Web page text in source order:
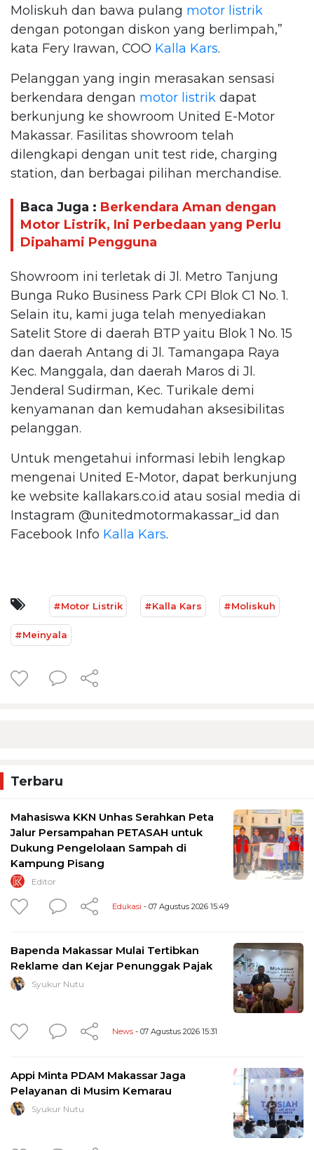
Moliskuh dan bawa pulang motor listrik
dengan potongan diskon yang berlimpah,”
kata Fery Irawan, COO Kalla Kars.
Pelanggan yang ingin merasakan sensasi
berkendara dengan motor listrik dapat
berkunjung ke showroom United E-Motor
Makassar. Fasilitas showroom telah
dilengkapi dengan unit test ride, charging
station, dan berbagai pilihan merchandise.
Baca Juga : Berkendara Aman dengan
Motor Listrik, Ini Perbedaan yang Perlu
Dipahami Pengguna
Showroom ini terletak di Jl. Metro Tanjung
Bunga Ruko Business Park CPI Blok C1 No. 1.
Selain itu, kami juga telah menyediakan
Satelit Store di daerah BTP yaitu Blok 1 No. 15
dan daerah Antang di Jl. Tamangapa Raya
Kec. Manggala, dan daerah Maros di Jl.
Jenderal Sudirman, Kec. Turikale demi
kenyamanan dan kemudahan aksesibilitas
pelanggan.
Untuk mengetahui informasi lebih lengkap
mengenai United E-Motor, dapat berkunjung
ke website kallakars.co.id atau sosial media di
Instagram @unitedmotormakassar_id dan
Facebook Info Kalla Kars.
#Motor Listrik #Kalla Kars #Moliskuh
#Meinyala
Terbaru
Mahasiswa KKN Unhas Serahkan Peta
Jalur Persampahan PETASAH untuk
Dukung Pengelolaan Sampah di
Kampung Pisang
Editor
Edukasi - 07 Agustus 2026 15:49
Bapenda Makassar Mulai Tertibkan
Reklame dan Kejar Penunggak Pajak
Syukur Nutu
News - 07 Agustus 2026 15:31
Appi Minta PDAM Makassar Jaga
Pelayanan di Musim Kemarau
Syukur Nutu